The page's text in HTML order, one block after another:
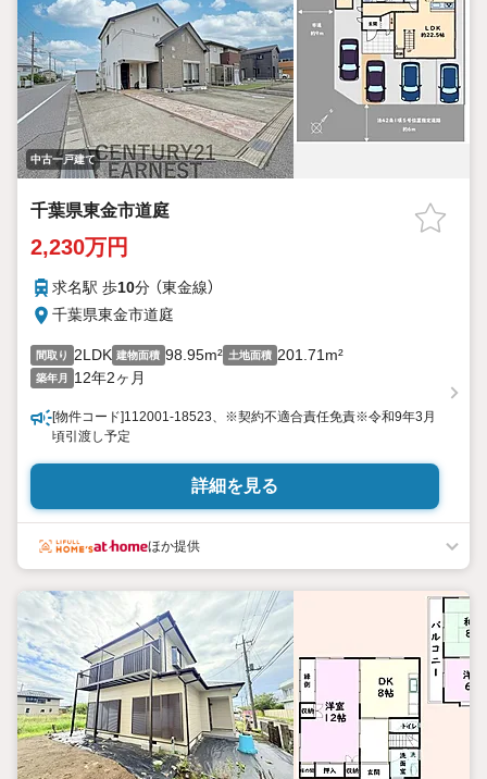
中古一戸建て
千葉県東金市道庭
2,230万円
求名駅 歩10分 （東金線）
千葉県東金市道庭
間取り 2LDK 建物面積 98.95m² 土地面積 201.71m²
築年月 12年2ヶ月
[物件コード]112001-18523、※契約不適合責任免責※令和9年3月
頃引渡し予定
詳細を見る
ほか提供